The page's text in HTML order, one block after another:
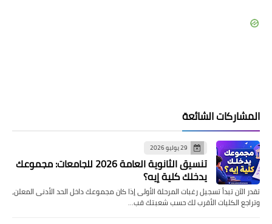
المشاركات الشائعة
29 يوليو 2026
تنسيق الثانوية العامة 2026 للجامعات: مجموعك
يدخلك كلية إيه؟
تقدر الآن تبدأ تسجيل رغبات المرحلة الأولى إذا كان مجموعك داخل الحد الأدنى المعلن،
وتراجع الكليات الأقرب لك حسب شعبتك قب…